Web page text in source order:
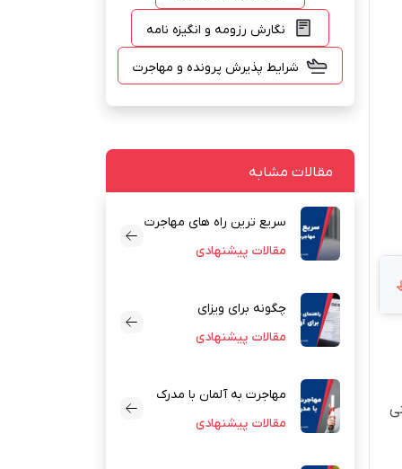
نگارش رزومه و انگیزه نامه
شرایط پذیرش پرونده و مهاجرت
مقالات مشابه
سریع ترین راه های مهاجرت
به آلمان
مقالات پیشنهادی
چگونه برای ویزای
آوسبیلدونگ رزومه
مقالات پیشنهادی
مهاجرت به آلمان با مدرک
دیپلم
مقالات پیشنهادی